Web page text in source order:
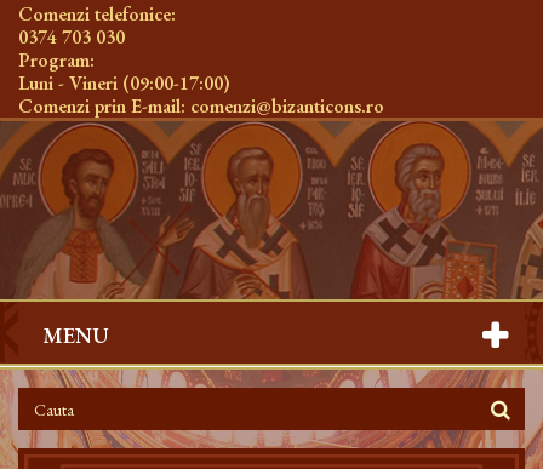
Comenzi telefonice:
0374 703 030
Program:
Luni - Vineri (09:00-17:00)
Comenzi prin E-mail: comenzi@bizanticons.ro
MENU